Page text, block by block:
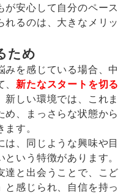
が安心して自分のペース
れるのは、大きなメリッ
ため
みを感じている場合、中
新たなスタートを切る
新しい環境では、これま
め、まっさらな状態から
す。
、同じような興味や目
いう特徴があります。
達と出会うことで、こど
と感じられ、自信を持っ